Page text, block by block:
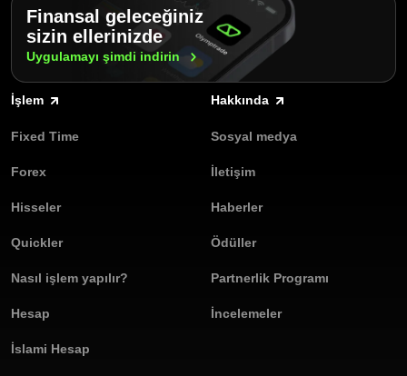
para çekebildiği, güvenilir bir küresel platformdur. Maksimum para
çekme limitleri, hem yeni başlayanlar hem de profesyonel
yatırımcılar için yeterince yüksektir.
Para çekme konusunda herhangi bir sorunla karşılaşırsanız, 7/24
hazırdır. Olymptrade, güvenli yerel ödeme sistemleriyle çalışarak
Finansal geleceğiniz
sizin ellerinizde
Uygulamayı şimdi indirin
İşlem
Fixed Time
Forex
Hisseler
Quickler
Nasıl işlem yapılır?
Hesap
İslami Hesap
Hakkında
Sosyal medya
İletişim
Haberler
Ödüller
Partnerlik Programı
İncelemeler